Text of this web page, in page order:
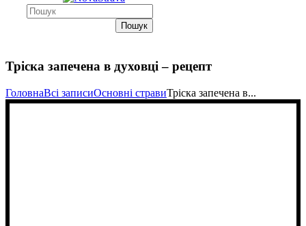
Пошук
Тріска запечена в духовці – рецепт
ГоловнаВсі записиОсновні стравиТріска запечена в...